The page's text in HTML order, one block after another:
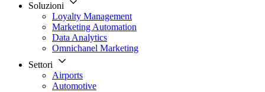
Soluzioni
Loyalty Management
Marketing Automation
Data Analytics
Omnichanel Marketing
Settori
Airports
Automotive